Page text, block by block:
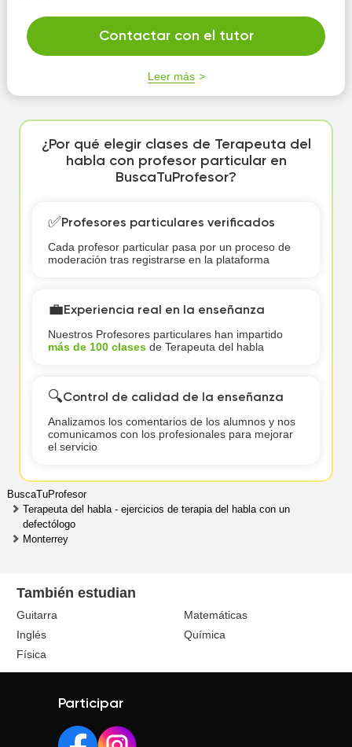
Contactar con el tutor
Leer más
¿Por qué elegir clases de Terapeuta del
habla con profesor particular en
BuscaTuProfesor?
✅Profesores particulares verificados
Cada profesor particular pasa por un proceso de
moderación tras registrarse en la plataforma
💼Experiencia real en la enseñanza
Nuestros Profesores particulares han impartido
más de 100 clasesde Terapeuta del habla
🔍Control de calidad de la enseñanza
Analizamos los comentarios de los alumnos y nos
comunicamos con los profesionales para mejorar
el servicio
BuscaTuProfesor
Terapeuta del habla - ejercicios de terapia del habla con un
defectólogo
Monterrey
También estudian
Guitarra
Matemáticas
Inglés
Química
Física
Participar